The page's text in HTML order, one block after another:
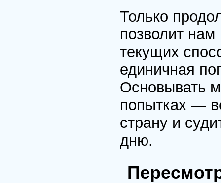
Только
позволит нам
текущих
единичная
Основывать
попытках —
страну и
дню.